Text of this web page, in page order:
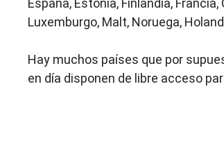
Luxemburgo, Malt, Noruega,
Hay muchos países que por
en día disponen de libre acceso